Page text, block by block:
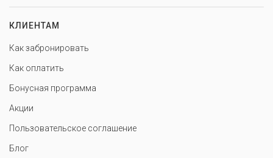
КЛИЕНТАМ
Как забронировать
Как оплатить
Бонусная программа
Акции
Пользовательское соглашение
Блог